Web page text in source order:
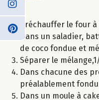
Préchauffer le four à
Dans un saladier,
de coco fondue et
Séparer le
Dans chacune des
préalablement
Dans un moule à